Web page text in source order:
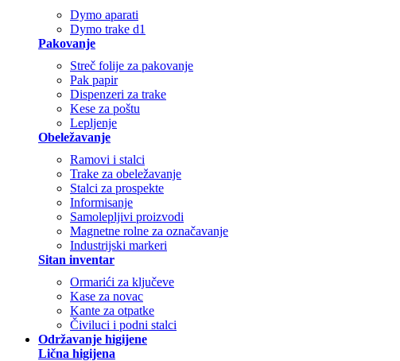
Dymo aparati
Dymo trake d1
Pakovanje
Streč folije za pakovanje
Pak papir
Dispenzeri za trake
Kese za poštu
Lepljenje
Obeležavanje
Ramovi i stalci
Trake za obeležavanje
Stalci za prospekte
Informisanje
Samolepljivi proizvodi
Magnetne rolne za označavanje
Industrijski markeri
Sitan inventar
Ormarići za ključeve
Kase za novac
Kante za otpatke
Čiviluci i podni stalci
Održavanje higijene
Lična higijena